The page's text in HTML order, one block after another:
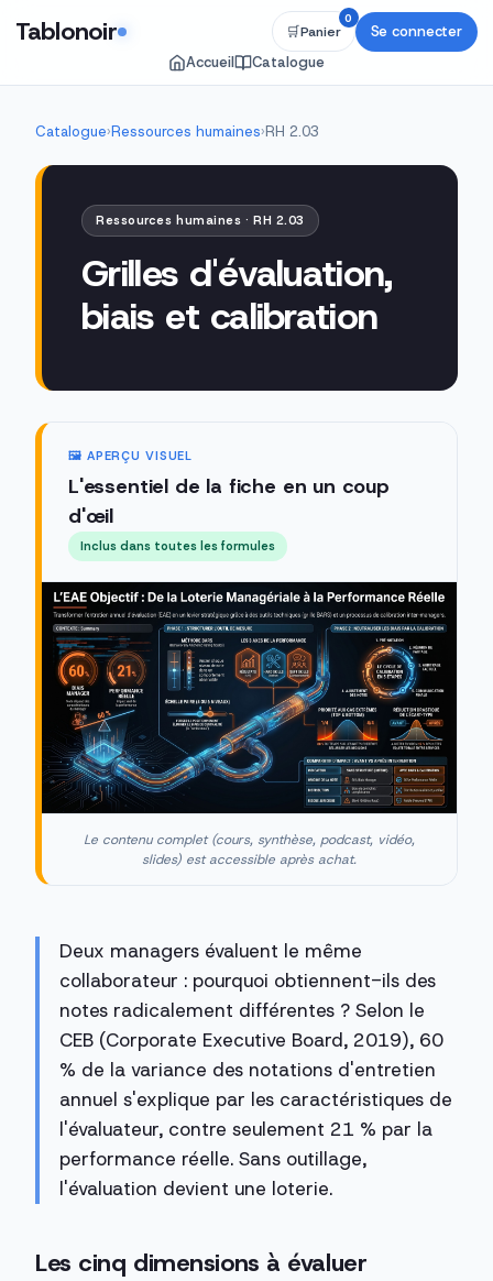
Tablonoir
Accueil Catalogue
🛒Panier
0
Se connecter
Catalogue›Ressources humaines›RH 2.03
Ressources humaines · RH 2.03
Grilles d'évaluation,
biais et calibration
🖼️ APERÇU VISUEL
L'essentiel de la fiche en un coup
d'œil
Inclus dans toutes les formules
Le contenu complet (cours, synthèse, podcast, vidéo,
slides) est accessible après achat.
Deux managers évaluent le même
collaborateur : pourquoi obtiennent-ils des
notes radicalement différentes ? Selon le
CEB (Corporate Executive Board, 2019), 60
% de la variance des notations d'entretien
annuel s'explique par les caractéristiques de
l'évaluateur, contre seulement 21 % par la
performance réelle. Sans outillage,
l'évaluation devient une loterie.
Les cinq dimensions à évaluer